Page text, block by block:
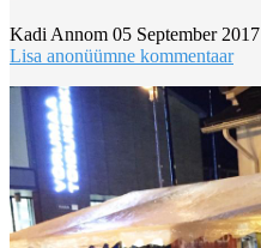
Kadi Annom 05 September 2017
Lisa anonüümne kommentaar